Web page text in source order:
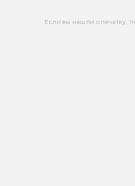
Если вы нашли опечатку,